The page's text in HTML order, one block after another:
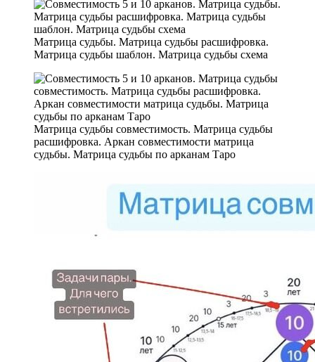
Матрица судьбы. Матрица судьбы расшифровка.
Матрица судьбы шаблон. Матрица судьбы схема
Матрица судьбы совместимость. Матрица судьбы
расшифровка. Аркан совместимости матрица
судьбы. Матрица судьбы по арканам Таро